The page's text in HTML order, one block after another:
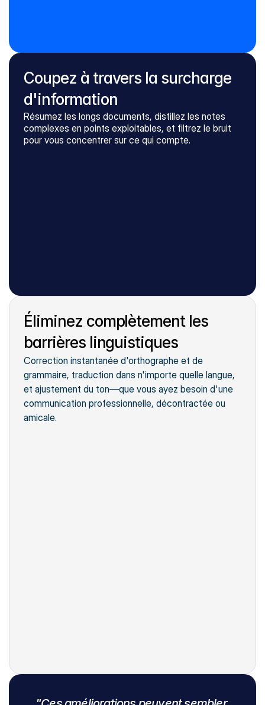
Copier le texte
Organisez un événement surprise pour
célébrer la réussite d'un projet avec votre
moment convivial autour d'un verre. Assurez-
vous d'inviter tous les collaborateurs impliqués
Réessayer Insérer le texte
Coupez à travers la surcharge
d'information
Résumez les longs documents, distillez les notes
complexes en points exploitables, et filtrez le bruit
pour vous concentrer sur ce qui compte.
Réviser grammaire et style
Résumer le texte
Traduire le texte
Changer le ton
Texte court
Texte moyen
Texte long
Éliminez complètement les
barrières linguistiques
Correction instantanée d'orthographe et de
grammaire, traduction dans n'importe quelle langue,
et ajustement du ton—que vous ayez besoin d'une
communication professionnelle, décontractée ou
amicale.